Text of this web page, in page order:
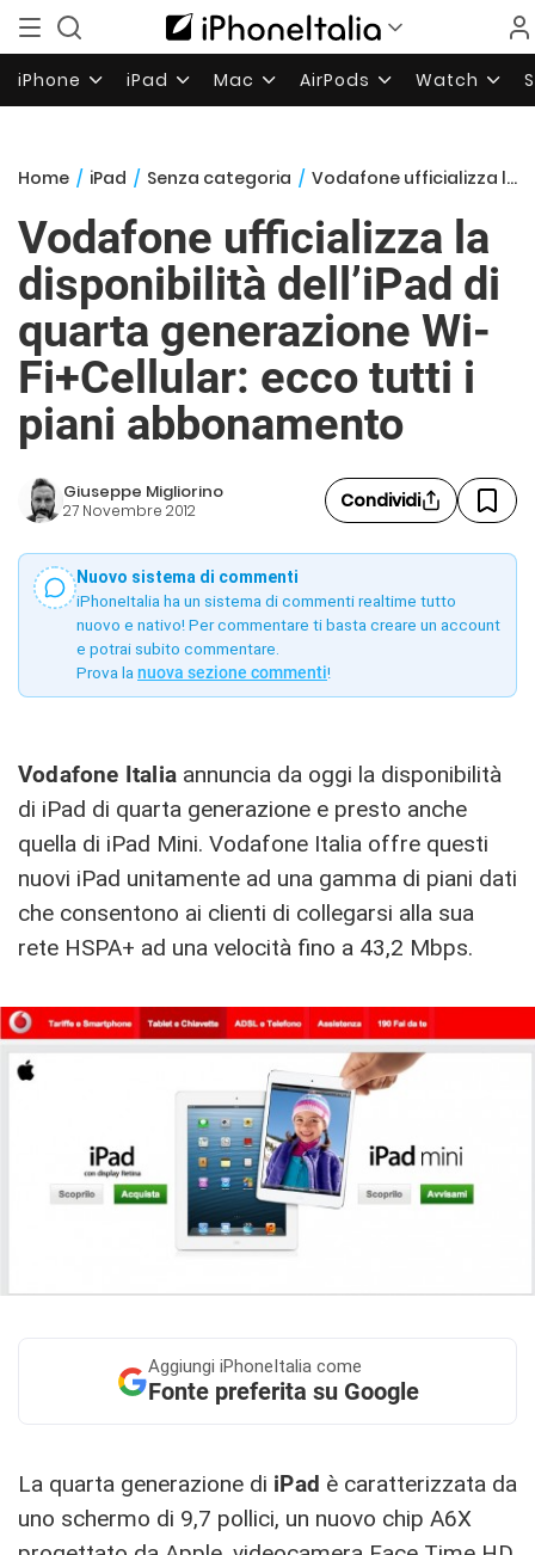
iPhone iPad Mac AirPods Watch
Home / iPad / Senza categoria / Vodafone ufficializza la disponibilità dell’iPad di quarta generazione Wi-Fi+Cellular: ecco tutti i piani abbonamento
Vodafone ufficializza la
disponibilità dell’iPad di
quarta generazione Wi-
Fi+Cellular: ecco tutti i
piani abbonamento
Giuseppe Migliorino
27 Novembre 2012 Condividi
Nuovo sistema di commenti
iPhoneItalia ha un sistema di commenti realtime tutto
nuovo e nativo! Per commentare ti basta creare un account
e potrai subito commentare.
Prova la nuova sezione commenti!
Vodafone Italia annuncia da oggi la disponibilità
di iPad di quarta generazione e presto anche
quella di iPad Mini. Vodafone Italia offre questi
nuovi iPad unitamente ad una gamma di piani dati
che consentono ai clienti di collegarsi alla sua
rete HSPA+ ad una velocità fino a 43,2 Mbps.
Aggiungi iPhoneItalia come
Fonte preferita su Google
La quarta generazione di iPad è caratterizzata da
uno schermo di 9,7 pollici, un nuovo chip A6X